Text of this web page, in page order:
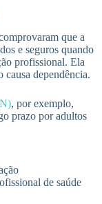
que a
e seguros quando
profissional. Ela
causa dependência.
, por exemplo,
prazo por adultos
de saúde